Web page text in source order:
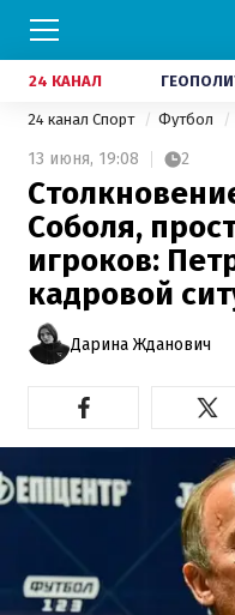
24 КАНАЛ
24 канал Спорт Футбол
13 июня, 19:08 2
Соболя,
игроков:
кадровой
Дарина Жданович